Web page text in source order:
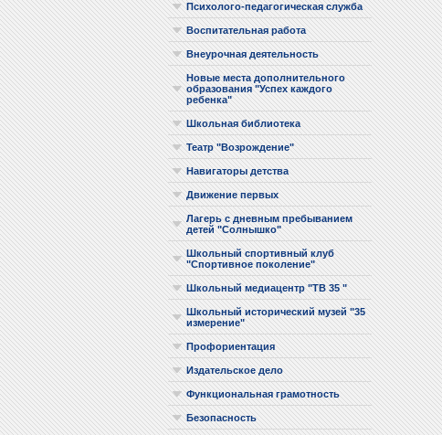
Психолого-педагогическая служба
Воспитательная работа
Внеурочная деятельность
Новые места дополнительного
образования "Успех каждого
ребенка"
Школьная библиотека
Театр "Возрождение"
Навигаторы детства
Движение первых
Лагерь с дневным пребыванием
детей "Солнышко"
Школьный спортивный клуб
"Спортивное поколение"
Школьный медиацентр "ТВ 35 "
Школьный исторический музей "35
измерение"
Профориентация
Издательское дело
Функциональная грамотность
Безопасность